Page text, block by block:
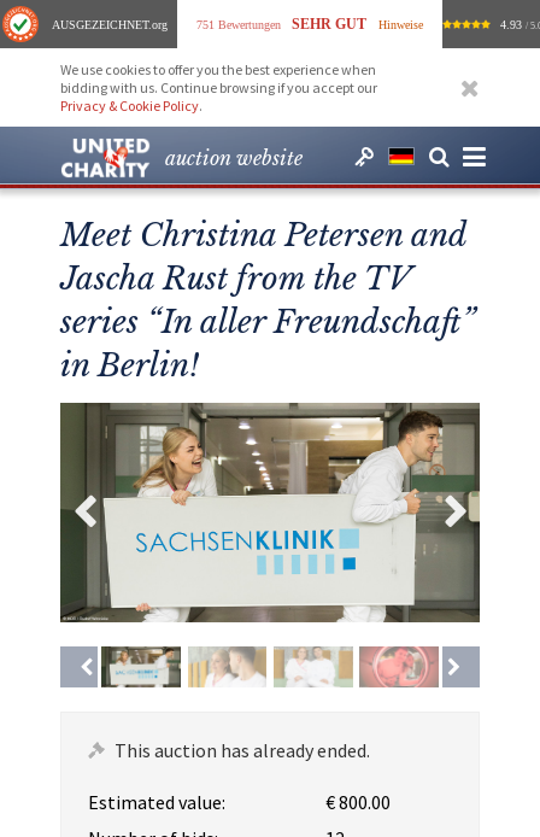
AUSGEZEICHNET.org 751 Bewertungen SEHR GUT Hinweise 4.93 /
We use cookies to offer you the best experience when
bidding with us. Continue browsing if you accept our
Privacy & Cookie Policy.
auction website
Meet Christina Petersen and
Jascha Rust from the TV
series “In aller Freundschaft”
in Berlin!
This auction has already ended.
Estimated value:
€ 800.00